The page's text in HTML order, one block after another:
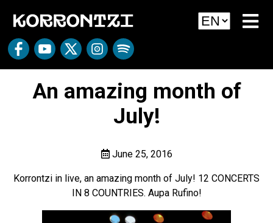
An amazing month of
July!
June 25, 2016
Korrontzi in live, an amazing month of July! 12 CONCERTS
IN 8 COUNTRIES. Aupa Rufino!